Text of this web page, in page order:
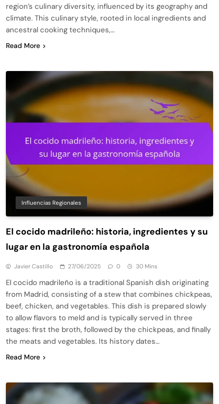
region’s culinary diversity, influenced by its geography and
climate. This culinary style, rooted in local ingredients and
ancestral cooking techniques,…
Read More
Influencias Regionales
El cocido madrileño: historia, ingredientes y su
lugar en la gastronomía española
Javier Castillo 27/06/2025 0 30 Mins
El cocido madrileño is a traditional Spanish dish originating
from Madrid, consisting of a stew that combines chickpeas,
beef, chicken, and vegetables. This dish is prepared slowly
to allow flavors to meld and is typically served in three
stages: first the broth, followed by the chickpeas, and finally
the meats and vegetables. Its history dates…
Read More